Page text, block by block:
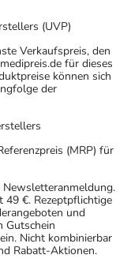
(UVP)
Verkaufspreis, den
für dieses
können sich
der
(MRP) für
Newsletteranmeldung.
49 €. Rezeptpflichtige
und
Gutschein
Nicht kombinierbar
Rabatt-Aktionen.